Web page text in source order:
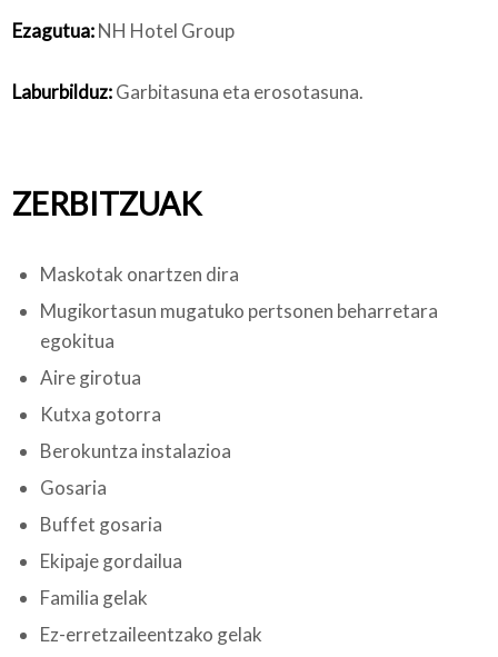
Ezagutua:NH Hotel Group
Laburbilduz:Garbitasuna eta erosotasuna.
ZERBITZUAK
Maskotak onartzen dira
Mugikortasun mugatuko pertsonen beharretara
egokitua
Aire girotua
Kutxa gotorra
Berokuntza instalazioa
Gosaria
Buffet gosaria
Ekipaje gordailua
Familia gelak
Ez-erretzaileentzako gelak